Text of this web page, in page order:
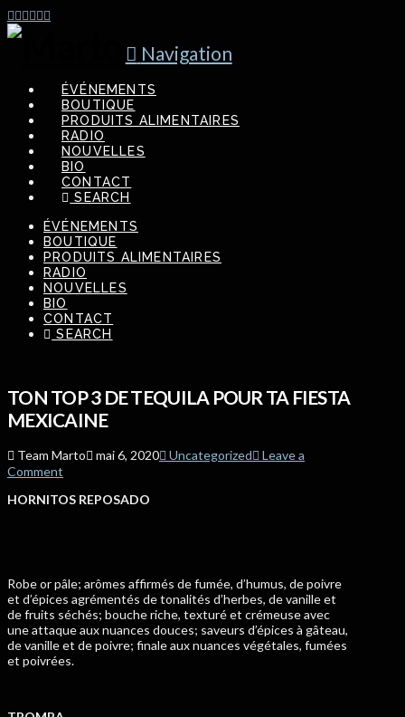
Navigation
ÉVÉNEMENTS
BOUTIQUE
PRODUITS ALIMENTAIRES
RADIO
NOUVELLES
BIO
CONTACT
SEARCH
ÉVÉNEMENTS
BOUTIQUE
PRODUITS ALIMENTAIRES
RADIO
NOUVELLES
BIO
CONTACT
SEARCH
TON TOP 3 DE TEQUILA POUR TA FIESTA
MEXICAINE
Team Marto mai 6, 2020 Uncategorized
Leave a
Comment
HORNITOS REPOSADO
Robe or pâle; arômes affirmés de fumée, d’humus, de poivre
et d’épices agrémentés de tonalités d’herbes, de vanille et
de fruits séchés; bouche riche, texturé et crémeuse avec
une attaque aux nuances douces; saveurs d’épices à gâteau,
de vanille et de poivre; finale aux nuances végétales, fumées
et poivrées.